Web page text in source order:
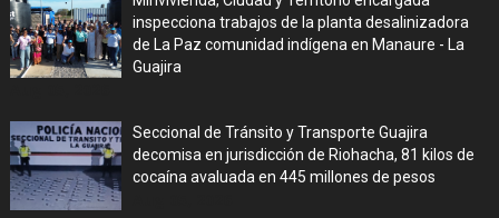
inspecciona trabajos de la planta desalinizadora
de La Paz comunidad indígena en Manaure - La
Guajira
Seccional de Tránsito y Transporte Guajira
decomisa en jurisdicción de Riohacha, 81 kilos de
cocaína avaluada en 445 millones de pesos